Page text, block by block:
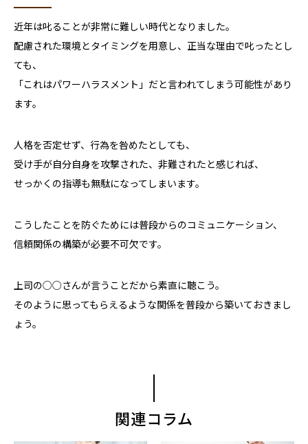
近年は叱ることが非常に難しい時代となりました。
配慮された環境とタイミングを用意し、正当な理由で叱ったとし
ても、
「これはパワーハラスメント」だと言われてしまう可能性があり
ます。
人格を否定せず、行為を咎めたとしても、
受け手が自分自身を攻撃された、非難されたと感じれば、
せっかくの指導も無駄になってしまいます。
こうしたことを防ぐためには普段からのコミュニケーション、
信頼関係の構築が必要不可欠です。
上司の○○さんが言うことだから素直に聴こう。
そのように思ってもらえるような関係を普段から築いておきまし
ょう。
関連コラム